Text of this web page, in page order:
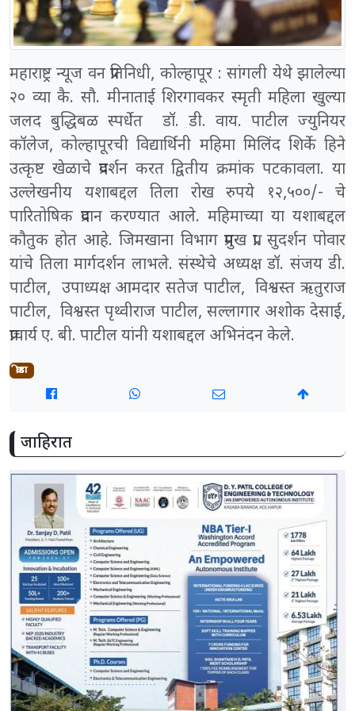
महाराष्ट्र न्यूज वन प्रतिनिधी, कोल्हापूर : सांगली येथे झालेल्या
२० व्या कै. सौ. मीनाताई शिरगावकर स्मृती महिला खुल्या
जलद बुद्धिबळ स्पर्धेत डॉ. डी. वाय. पाटील ज्युनियर
कॉलेज, कोल्हापूरची विद्यार्थिनी महिमा मिलिंद शिर्के हिने
उत्कृष्ट खेळाचे प्रदर्शन करत द्वितीय क्रमांक पटकावला. या
उल्लेखनीय यशाबद्दल तिला रोख रुपये १२,५००/- चे
पारितोषिक प्रदान करण्यात आले. महिमाच्या या यशाबद्दल
कौतुक होत आहे. जिमखाना विभाग प्रमुख प्रा. सुदर्शन पोवार
यांचे तिला मार्गदर्शन लाभले. संस्थेचे अध्यक्ष डॉ. संजय डी.
पाटील, उपाध्यक्ष आमदार सतेज पाटील, विश्वस्त ऋतुराज
पाटील, विश्वस्त पृथ्वीराज पाटील, सल्लागार अशोक देसाई,
प्राचार्य ए. बी. पाटील यांनी यशाबद्दल अभिनंदन केले.
क्रीडा
जाहिरात